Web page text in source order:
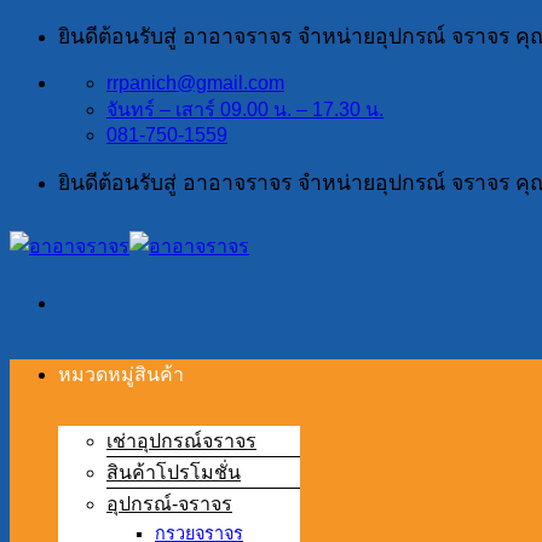
ข้าม
ยินดีต้อนรับสู่ อาอาจราจร จำหน่ายอุปกรณ์ จราจร
rrpanich@gmail.com
จันทร์ – เสาร์ 09.00 น. – 17.30 น.
081-750-1559
ยินดีต้อนรับสู่ อาอาจราจร จำหน่ายอุปกรณ์ จราจร
หมวดหมู่สินค้า
เช่าอุปกรณ์จราจร
สินค้าโปรโมชั่น
อุปกรณ์-จราจร
กรวยจราจร